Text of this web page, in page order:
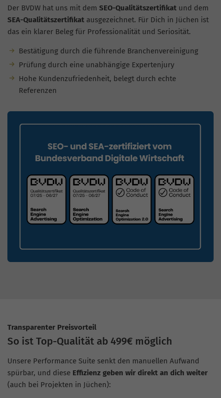
Der BVDW hat uns mit dem SEO-Qualitätszertifikat und dem
SEA-Qualitätszertifikat ausgezeichnet. Für Dich in Jüchen ist
das ein klarer Beleg für Professionalität und Seriosität.
Bestätigung durch die führende Branchenvereinigung
Prüfung durch eine unabhängige Expertenjury
Hohe Kundenzufriedenheit, belegt durch echte
Referenzen
Transparenter Preisvorteil
So ist Top-Qualität ab 499€ möglich
Unsere Performance Suite senkt den manuellen Aufwand
spürbar, und diese Effizienz geben wir direkt an dich weiter
(auch bei Projekten in Jüchen):